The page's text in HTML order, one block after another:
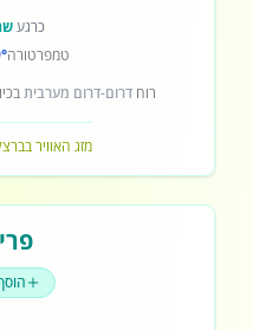
כרגע
טמפרטורה
רוח דרום-דרום מערבית
מזג האוויר